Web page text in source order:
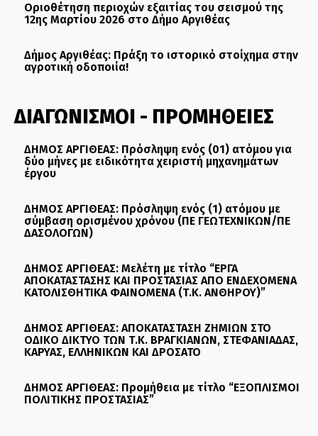
Οριοθέτηση περιοχών εξαιτίας του σεισμού της
12ης Μαρτίου 2026 στο Δήμο Αργιθέας
Δήμος Αργιθέας: Πράξη το ιστορικό στοίχημα στην
αγροτική οδοποιία!
ΔΙΑΓΩΝΙΣΜΟΙ - ΠΡΟΜΗΘΕΙΕΣ
ΔΗΜΟΣ ΑΡΓΙΘΕΑΣ: Πρόσληψη ενός (01) ατόμου για
δύο μήνες με ειδικότητα χειριστή μηχανημάτων
έργου
ΔΗΜΟΣ ΑΡΓΙΘΕΑΣ: Πρόσληψη ενός (1) ατόμου με
σύμβαση ορισμένου χρόνου (ΠΕ ΓΕΩΤΕΧΝΙΚΩΝ/ΠΕ
ΔΑΣΟΛΟΓΩΝ)
ΔΗΜΟΣ ΑΡΓΙΘΕΑΣ: Μελέτη με τίτλο “ΕΡΓΑ
ΑΠΟΚΑΤΑΣΤΑΣΗΣ ΚΑΙ ΠΡΟΣΤΑΣΙΑΣ ΑΠΟ ΕΝΔΕΧΟΜΕΝΑ
ΚΑΤΟΛΙΣΘΗΤΙΚΑ ΦΑΙΝΟΜΕΝΑ (Τ.Κ. ΑΝΘΗΡΟΥ)”
ΔΗΜΟΣ ΑΡΓΙΘΕΑΣ: ΑΠΟΚΑΤΑΣΤΑΣΗ ΖΗΜΙΩΝ ΣΤΟ
ΟΔΙΚΟ ΔΙΚΤΥΟ ΤΩΝ Τ.Κ. ΒΡΑΓΚΙΑΝΩΝ, ΣΤΕΦΑΝΙΑΔΑΣ,
ΚΑΡΥΑΣ, ΕΛΛΗΝΙΚΩΝ ΚΑΙ ΔΡΟΣΑΤΟ
ΔΗΜΟΣ ΑΡΓΙΘΕΑΣ: Προμήθεια με τίτλο “ΕΞΟΠΛΙΣΜΟΙ
ΠΟΛΙΤΙΚΗΣ ΠΡΟΣΤΑΣΙΑΣ”